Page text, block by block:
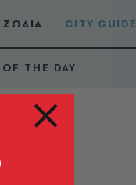
ΖΩΔΙΑ CITY GUIDE
THE DAY